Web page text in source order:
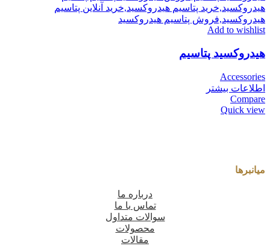
Add to wishlist
هیدروکسید پتاسیم
Accessories
اطلاعات بیشتر
Compare
Quick view
میانبرها
درباره ما
تماس با ما
سوالات متداول
محصولات
مقالات